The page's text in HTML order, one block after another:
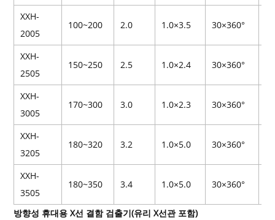
XXH-
2005
100~200 2.0 1.0×3.5 30×360°
XXH-
2505
150~250 2.5 1.0×2.4 30×360°
XXH-
3005
170~300 3.0 1.0×2.3 30×360°
XXH-
3205
180~320 3.2 1.0×5.0 30×360°
XXH-
3505
180~350 3.4 1.0×5.0 30×360°
방향성 휴대용 X선 결함 검출기(유리 X선관 포함)